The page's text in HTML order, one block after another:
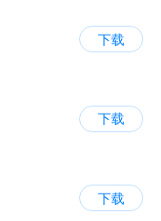
下载
下载
下载